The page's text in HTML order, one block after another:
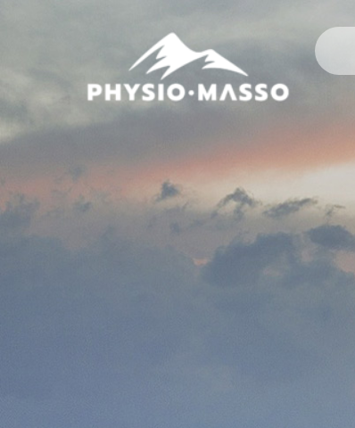
Physio-Masso MP